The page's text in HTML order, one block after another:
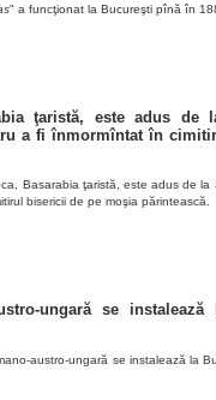
" a funcţionat la Bucureşti pînă în
ţaristă, este adus de
a fi înmormîntat în
Basarabia ţaristă, este adus de
bisericii de pe moşia părintească.
ungară se instalează
austro-ungară se instalează la